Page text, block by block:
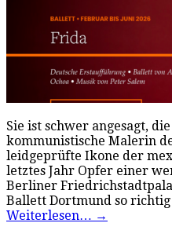
Sie ist schwer angesagt,
kommunistische Malerin
leidgeprüfte Ikone der
letztes Jahr Opfer einer
Berliner
Ballett Dortmund so
Weiterlesen… →